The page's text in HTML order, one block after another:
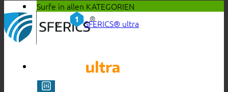
Surfe in allen KATEGORIEN
SFERICS® ultra